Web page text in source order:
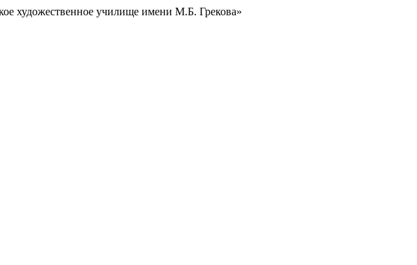
художественное училище имени М.Б. Грекова»